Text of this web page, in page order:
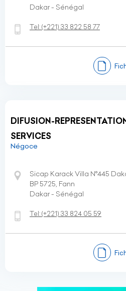
Dakar - Sénégal
Tel:(+221) 33 822 58 77
DIFUSION-
SERVICES
Négoce
Sicap Karack Villa N°445
BP 5725, Fann
Dakar - Sénégal
Tel:(+221) 33 824 05 59